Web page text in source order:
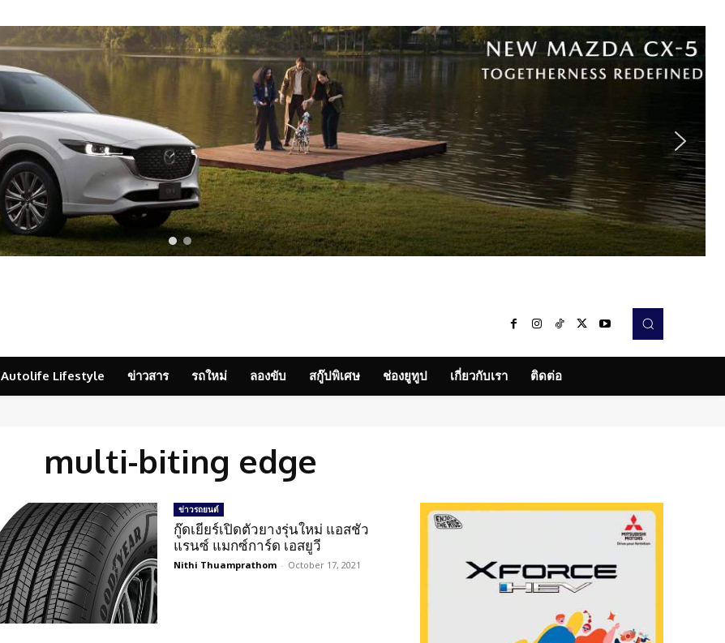
Autolife Lifestyle ข่าวสาร รถใหม่ ลองขับ สกู๊ปพิเศษ ช่องยูทูป เกี่ยวกับเรา ติดต่อ
multi-biting edge
ข่าวรถยนต์
กู๊ดเยียร์เปิดตัวยางรุ่นใหม่ แอสชัว
แรนซ์ แมกซ์การ์ด เอสยูวี
Nithi Thuamprathom - October 17, 2021